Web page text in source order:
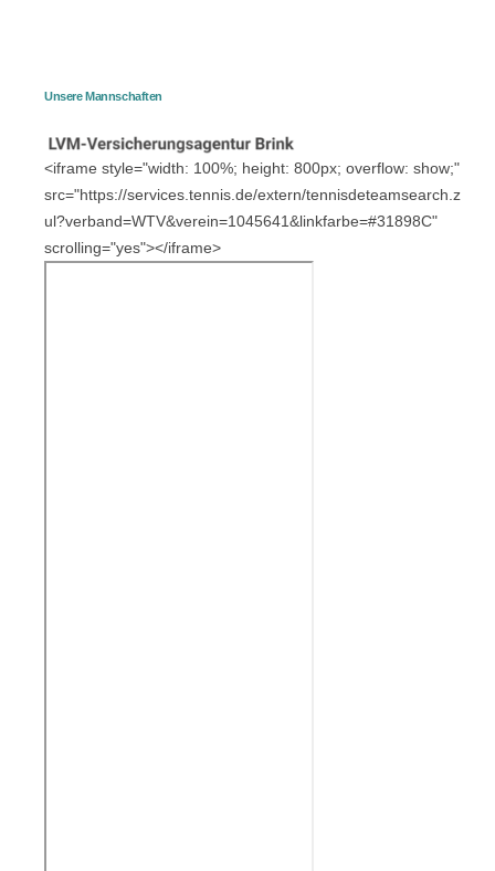
Unsere Mannschaften
<iframe style="width: 100%; height: 800px; overflow: show;"
src="https://services.tennis.de/extern/tennisdeteamsearch.z
ul?verband=WTV&verein=1045641&linkfarbe=#31898C"
scrolling="yes"></iframe>